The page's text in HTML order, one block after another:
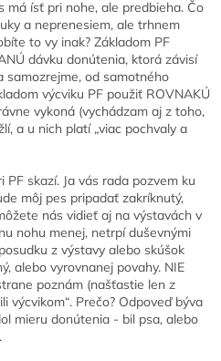
má ísť pri nohe, ale predbieha. Čo
a neprenesiem, ale trhnem
to vy inak? Základom PF
dávku donútenia, ktorá závisí
samozrejme, od samotného
výcviku PF použiť ROVNAKÚ
vykoná (vychádzam aj z toho,
a u nich platí „viac pochvaly a
skazí. Ja vás rada pozvem ku
môj pes pripadať zakríknutý,
nás vidieť aj na výstavách v
nohu menej, netrpí duševnými
z výstavy alebo skúšok
alebo vyrovnanej povahy. NIE
poznám (našťastie len z
výcvikom“. Prečo? Odpoveď býva
mieru donútenia - bil psa, alebo